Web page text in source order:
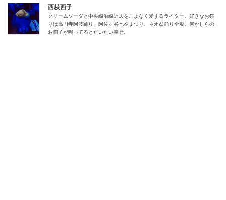
「先輩抜きで（会議を）始めようとしたところ、先輩が慌
てて会議室に来て『誰か手伝ってくれない？』と言いにき
西荻西子
クリームソーダと中央線沿線近辺をこよなく愛するライター。好きなお祭
りは高円寺阿波踊り、阿佐ヶ谷七夕まつり、ネオ盆踊り全般。何かしらの
お囃子が鳴ってるとだいたい幸せ。